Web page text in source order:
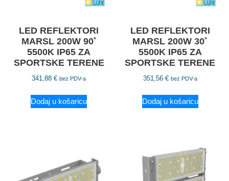
LED REFLEKTORI
MARSL 200W 90˚
5500K IP65 ZA
SPORTSKE TERENE
341,88€ bez PDV-a
Dodaj u košaricu
LED REFLEKTORI
MARSL 200W 30˚
5500K IP65 ZA
SPORTSKE TERENE
351,56 € bez PDV-a
Dodaj u košaricu